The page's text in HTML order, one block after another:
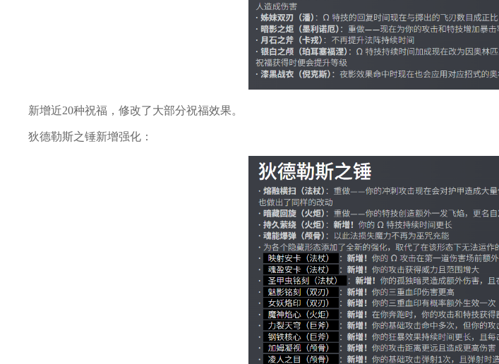
新增近20种祝福，修改了大部分祝福效果。
狄德勒斯之锤新增强化：